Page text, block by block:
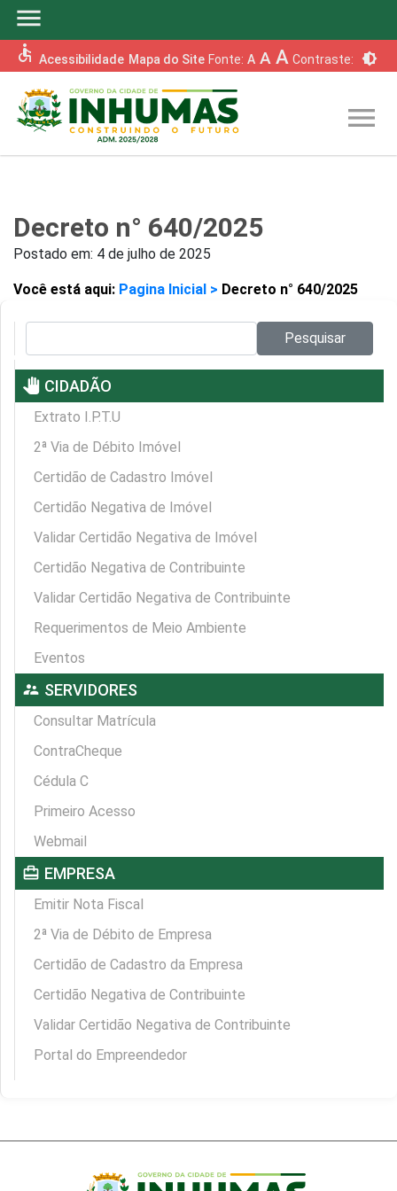
menu
accessible Acessibilidade Mapa do Site Fonte: A A A Contraste: brightness_6
menu
Decreto n° 640/2025
Postado em: 4 de julho de 2025
Você está aqui: Pagina Inicial > Decreto n° 640/2025
Pesquisar
pan_tool CIDADÃO
Extrato I.P.T.U
2ª Via de Débito Imóvel
Certidão de Cadastro Imóvel
Certidão Negativa de Imóvel
Validar Certidão Negativa de Imóvel
Certidão Negativa de Contribuinte
Validar Certidão Negativa de Contribuinte
Requerimentos de Meio Ambiente
Eventos
supervisor_account SERVIDORES
Consultar Matrícula
ContraCheque
Cédula C
Primeiro Acesso
Webmail
card_travel EMPRESA
Emitir Nota Fiscal
2ª Via de Débito de Empresa
Certidão de Cadastro da Empresa
Certidão Negativa de Contribuinte
Validar Certidão Negativa de Contribuinte
Portal do Empreendedor